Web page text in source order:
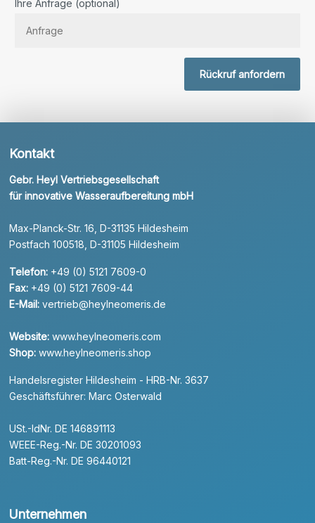
Ihre Anfrage (optional)
Rückruf anfordern
Kontakt
Gebr. Heyl Vertriebsgesellschaft
für innovative Wasseraufbereitung mbH
Max-Planck-Str. 16, D-31135 Hildesheim
Postfach 100518, D-31105 Hildesheim
Telefon: +49 (0) 5121 7609-0
Fax: +49 (0) 5121 7609-44
E-Mail: vertrieb@heylneomeris.de
Website: www.heylneomeris.com
Shop: www.heylneomeris.shop
Handelsregister Hildesheim - HRB-Nr. 3637
Geschäftsführer: Marc Osterwald
USt.-IdNr. DE 146891113
WEEE-Reg.-Nr. DE 30201093
Batt-Reg.-Nr. DE 96440121
Unternehmen